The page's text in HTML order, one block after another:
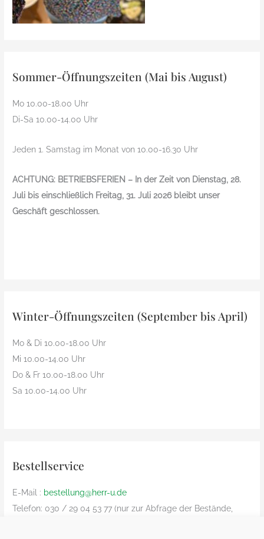
Sommer-Öffnungszeiten (Mai bis August)
Mo 10.00-18.00 Uhr
Di-Sa 10.00-14.00 Uhr
Jeden 1. Samstag im Monat von 10.00-16.30 Uhr
ACHTUNG: BETRIEBSFERIEN – In der Zeit von Dienstag, 28.
Juli bis einschließlich Freitag, 31. Juli 2026 bleibt unser
Geschäft geschlossen.
Winter-Öffnungszeiten (September bis April)
Mo & Di 10.00-18.00 Uhr
Mi 10.00-14.00 Uhr
Do & Fr 10.00-18.00 Uhr
Sa 10.00-14.00 Uhr
Bestellservice
E-Mail : bestellung@herr-u.de
Telefon: 030 / 29 04 53 77 (nur zur Abfrage der Bestände,